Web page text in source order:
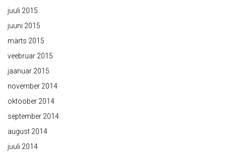
juuli 2015
juuni 2015
märts 2015
veebruar 2015
jaanuar 2015
november 2014
oktoober 2014
september 2014
august 2014
juuli 2014